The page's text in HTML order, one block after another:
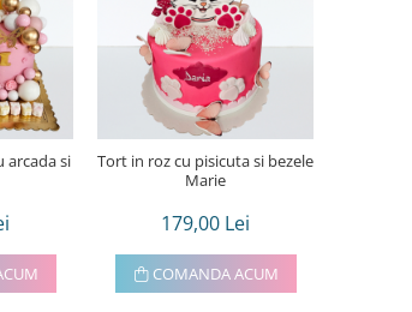
arcada si
Tort in roz cu pisicuta si bezele
Marie
179,00 Lei
COMANDA ACUM